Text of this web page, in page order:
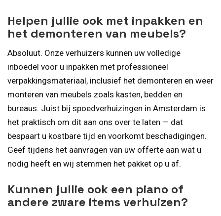
Helpen jullie ook met inpakken en
het demonteren van meubels?
Absoluut. Onze verhuizers kunnen uw volledige
inboedel voor u inpakken met professioneel
verpakkingsmateriaal, inclusief het demonteren en weer
monteren van meubels zoals kasten, bedden en
bureaus. Juist bij spoedverhuizingen in Amsterdam is
het praktisch om dit aan ons over te laten — dat
bespaart u kostbare tijd en voorkomt beschadigingen.
Geef tijdens het aanvragen van uw offerte aan wat u
nodig heeft en wij stemmen het pakket op u af.
Kunnen jullie ook een piano of
andere zware items verhuizen?